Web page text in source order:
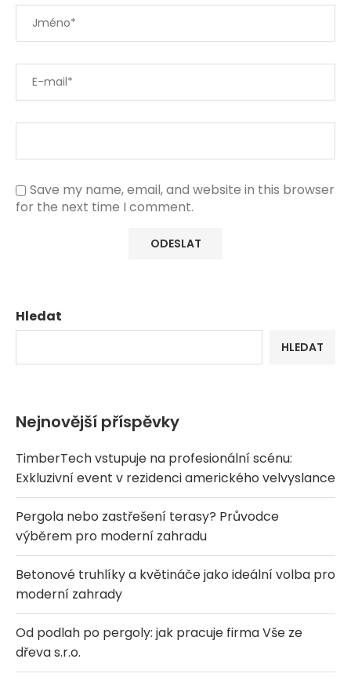
Save my name, email, and website in this browser
for the next time I comment.
Hledat
HLEDAT
Nejnovější příspěvky
TimberTech vstupuje na profesionální scénu:
Exkluzivní event v rezidenci amerického velvyslance
Pergola nebo zastřešení terasy? Průvodce
výběrem pro moderní zahradu
Betonové truhlíky a květináče jako ideální volba pro
moderní zahrady
Od podlah po pergoly: jak pracuje firma Vše ze
dřeva s.r.o.